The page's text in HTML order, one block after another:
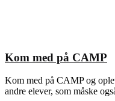
Kom med på CAMP
Kom med på CAMP og
andre elever, som måske